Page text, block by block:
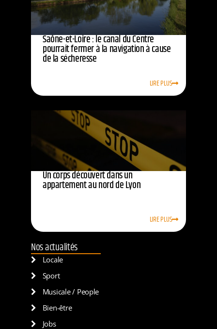
Saône-et-Loire : le canal du Centre
pourrait fermer à la navigation à cause
de la sécheresse
LIRE PLUS
Un corps découvert dans un
appartement au nord de Lyon
LIRE PLUS
Nos actualités
Locale
Sport
Musicale / People
Bien-être
Jobs